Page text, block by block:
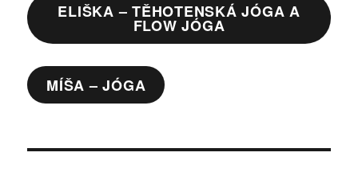
ELIŠKA – TĚHOTENSKÁ JÓGA A
FLOW JÓGA
MÍŠA – JÓGA